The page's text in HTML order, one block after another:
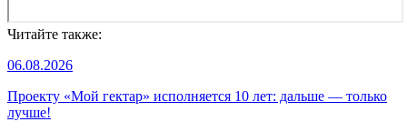
Читайте также:
06.08.2026
Проекту «Мой гектар» исполняется 10 лет: дальше — только
лучше!